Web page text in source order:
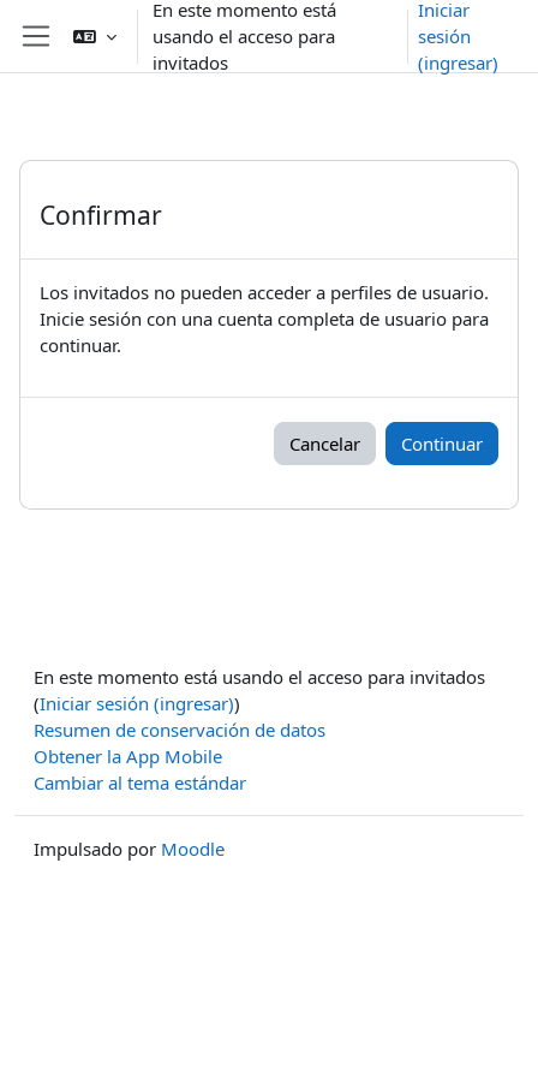
Saltar al contenido principal
Pánel lateral
En este momento está
usando el acceso para
invitados
Iniciar
sesión
(ingresar)
Confirmar
Los invitados no pueden acceder a perfiles de usuario.
Inicie sesión con una cuenta completa de usuario para
continuar.
Cancelar Continuar
En este momento está usando el acceso para invitados
(Iniciar sesión (ingresar))
Resumen de conservación de datos
Obtener la App Mobile
Cambiar al tema estándar
Impulsado por Moodle